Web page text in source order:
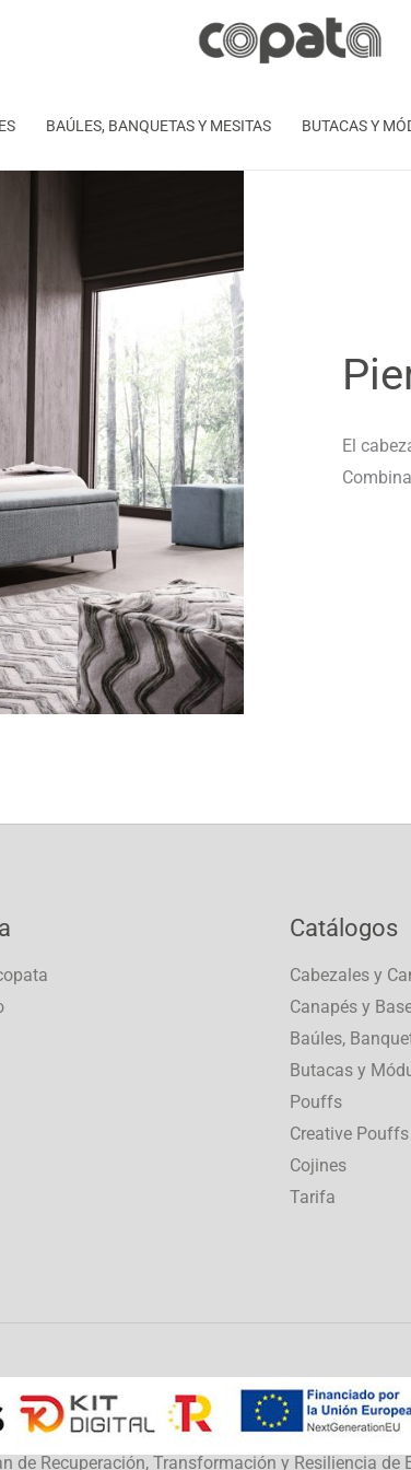
BAÚLES, BANQUETAS Y MESITAS BUTACAS Y
El
Catálogos
Cabezales y
Canapés y
Baúles,
Butacas y
Pouffs
Creative Pouffs
Cojines
Tarifa
Recuperación, Transformación y Resiliencia de